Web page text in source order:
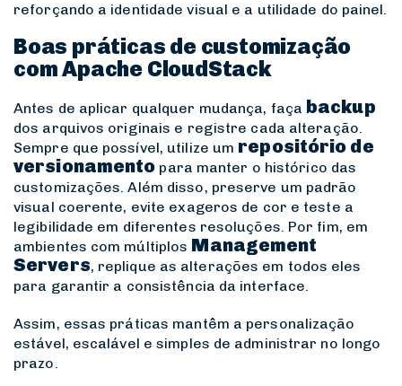
reforçando a identidade visual e a utilidade do painel.
Boas práticas de customização
com Apache CloudStack
Antes de aplicar qualquer mudança, faça backup
dos arquivos originais e registre cada alteração.
Sempre que possível, utilize um repositório de
versionamento para manter o histórico das
customizações. Além disso, preserve um padrão
visual coerente, evite exageros de cor e teste a
legibilidade em diferentes resoluções. Por fim, em
ambientes com múltiplos Management
Servers, replique as alterações em todos eles
para garantir a consistência da interface.
Assim, essas práticas mantêm a personalização
estável, escalável e simples de administrar no longo
prazo.